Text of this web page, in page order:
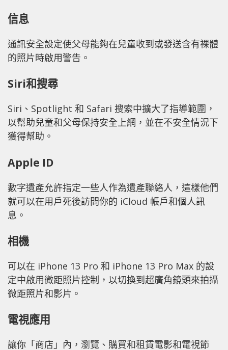
信息
通訊安全設定使父母能夠在兒童收到或發送含有裸體
的照片時啟用警告。
Siri和搜尋
Siri、Spotlight 和 Safari 搜索中擴大了指導範圍，
以幫助兒童和父母保持安全上網，並在不安全情況下
獲得幫助。
Apple ID
數字遺產允許指定一些人作為遺產聯絡人，這樣他們
就可以在用戶死後訪問你的 iCloud 帳戶和個人訊
息。
相機
可以在 iPhone 13 Pro 和 iPhone 13 Pro Max 的設
定中啟用微距照片控制，以切換到超廣角鏡頭來拍攝
微距照片和影片。
電視應用
讓你「商店」內，瀏覽、購買和租賃電影和電視節